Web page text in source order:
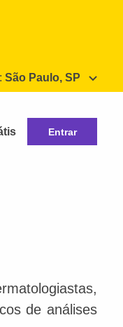
São Paulo, SP
Entrar
de análises